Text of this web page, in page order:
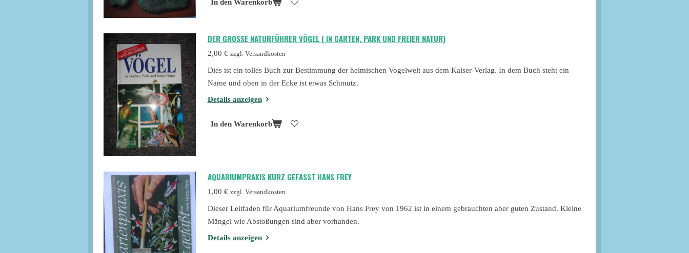
In den Warenkorb
DER GROSSE NATURFÜHRER VÖGEL ( IN GARTEN, PARK UND FREIER NATUR)
2,00 € zzgl. Versandkosten
Dies ist ein tolles Buch zur Bestimmung der heimischen Vogelwelt aus dem Kaiser-Verlag. In dem Buch steht ein
Name und oben in der Ecke ist etwas Schmutz.
Details anzeigen
In den Warenkorb
AQUARIUMPRAXIS KURZ GEFASST HANS FREY
1,00 € zzgl. Versandkosten
Dieser Leitfaden für Aquariumfreunde von Hans Frey von 1962 ist in einem gebrauchten aber guten Zustand. Kleine
Mängel wie Abstoßungen sind aber vorhanden.
Details anzeigen